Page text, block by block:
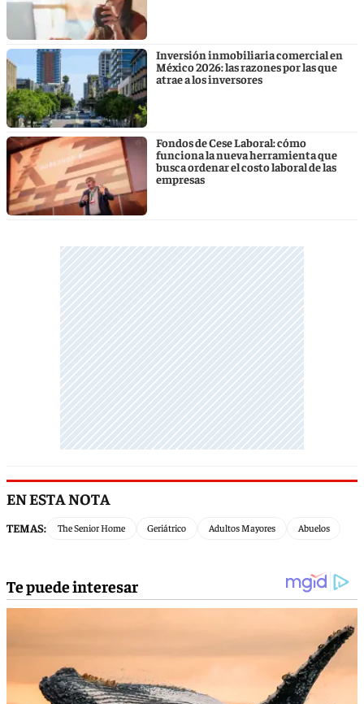
Inversión inmobiliaria comercial en
México 2026: las razones por las que
atrae a los inversores
Fondos de Cese Laboral: cómo
funciona la nueva herramienta que
busca ordenar el costo laboral de las
empresas
EN ESTA NOTA
TEMAS: The Senior Home Geriátrico Adultos Mayores Abuelos